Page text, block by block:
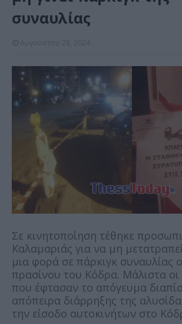
συναυλίας
Σε κινητοποίηση τέθηκε
Καλαμαριάς για να μη
μια φορά σε πάρκιγκ συναυλίας
πρασίνου του Κόδρα. Μάλιστα οι
που έφτασαν το απόγευμα
απόπειρα διάρρηξης της
την είσοδο αυτοκινήτων στο